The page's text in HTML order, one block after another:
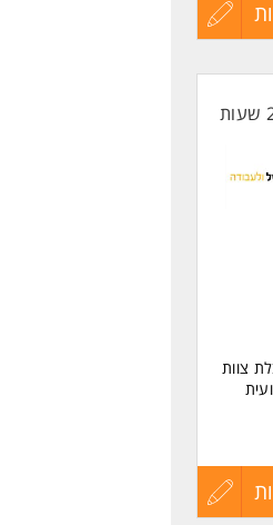
עדכון
צוות
עדכון